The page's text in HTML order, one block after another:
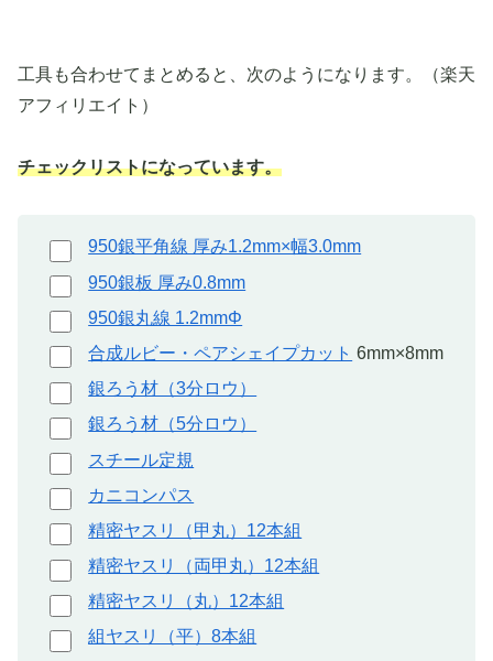
工具も合わせてまとめると、次のようになります。（楽天
アフィリエイト）
チェックリストになっています。
950銀平角線 厚み1.2mm×幅3.0mm
950銀板 厚み0.8mm
950銀丸線 1.2mmΦ
合成ルビー・ペアシェイプカット 6mm×8mm
銀ろう材（3分ロウ）
銀ろう材（5分ロウ）
スチール定規
カニコンパス
精密ヤスリ（甲丸）12本組
精密ヤスリ（両甲丸）12本組
精密ヤスリ（丸）12本組
組ヤスリ（平）8本組